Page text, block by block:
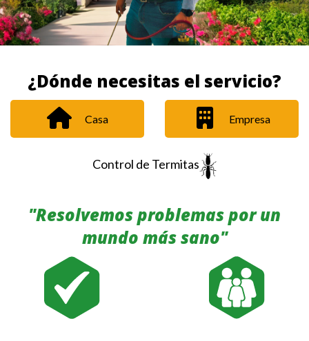
¿Dónde necesitas el servicio?
Casa Empresa
Control de Termitas
"Resolvemos problemas por un
mundo más sano"